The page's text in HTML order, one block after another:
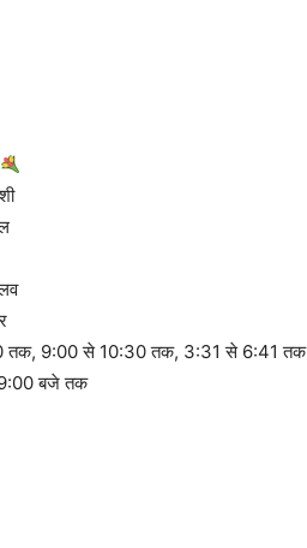
9:00 से 10:30 तक, 3:31 से 6:41 तक
9:00 बजे तक